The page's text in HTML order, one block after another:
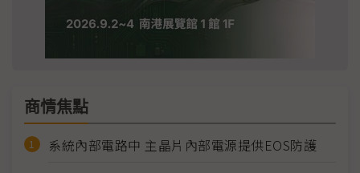
商情焦點
系統內部電路中 主晶片內部電源提供EOS防護